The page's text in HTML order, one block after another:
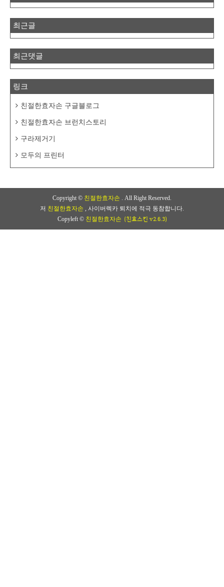
최근글
최근댓글
링크
친절한효자손 구글블로그
친절한효자손 브런치스토리
구라제거기
모두의 프린터
Copyright © 친절한효자손 . All Right Reserved.
저 친절한효자손 , 사이버렉카 퇴치에 적극 동참합니다.
Copyleft © 친절한효자손 (친효스킨 v2.6.3)